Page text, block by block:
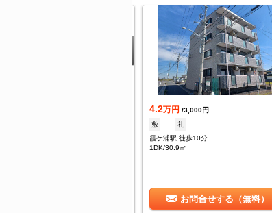
4.2万円 /3,000円
敷
-- 礼
--
霞ケ浦駅 徒歩10分
1DK/30.9㎡
お問合せする（無料）